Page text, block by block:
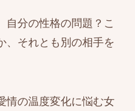
自分の性格の問題？こ
、それとも別の相手を
情の温度変化に悩む女